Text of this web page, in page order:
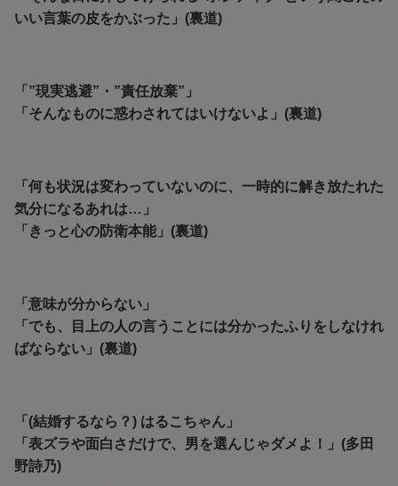
いい言葉の皮をかぶった」(裏道)
「”現実逃避”・”責任放棄”」
「そんなものに惑わされてはいけないよ」(裏道)
「何も状況は変わっていないのに、一時的に解き放たれた
気分になるあれは…」
「きっと心の防衛本能」(裏道)
「意味が分からない」
「でも、目上の人の言うことには分かったふりをしなけれ
ばならない」(裏道)
「(結婚するなら？) はるこちゃん」
「表ズラや面白さだけで、男を選んじゃダメよ！」(多田
野詩乃)